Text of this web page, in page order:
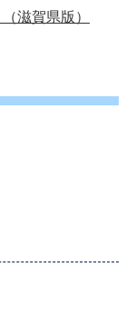
滋賀県版）